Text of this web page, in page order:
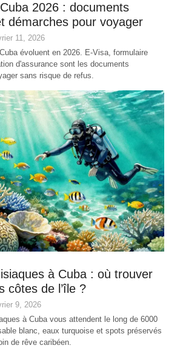
2026 : documents
démarches pour voyager
11, 2026
évoluent en 2026. E‑Visa, formulaire
d'assurance sont les documents
sans risque de refus.
à Cuba : où trouver
côtes de l’île ?
9, 2026
à Cuba vous attendent le long de 6000
blanc, eaux turquoise et spots préservés
de rêve caribéen.